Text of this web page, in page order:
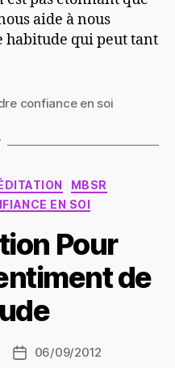
aide à nous
habitude qui peut tant
confiance en soi
MBSR
EN SOI
Pour
de
Date06/09/2012